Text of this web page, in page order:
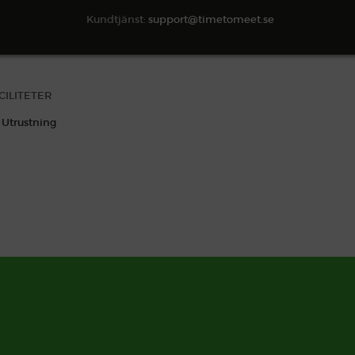
Kundtjänst: support@timetomeet.se
Utrustning